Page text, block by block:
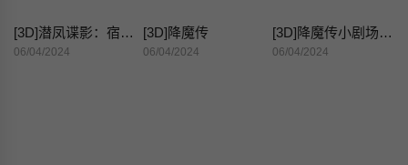
[3D]潜凤谍影：宿命之战
06/04/2024
[3D]降魔传
06/04/2024
[3D]降魔传小剧场一发入魂
06/04/2024